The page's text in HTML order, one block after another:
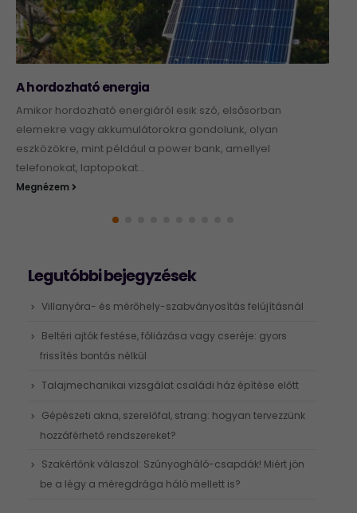
A hordozható energia
Amikor hordozható energiáról esik szó, elsősorban
elemekre vagy akkumulátorokra gondolunk, olyan
eszközökre, mint például a power bank, amellyel
telefonokat, laptopokat...
Megnézem
Legutóbbi bejegyzések
Villanyóra- és mérőhely-szabványosítás felújításnál
Beltéri ajtók festése, fóliázása vagy cseréje: gyors
frissítés bontás nélkül
Talajmechanikai vizsgálat családi ház építése előtt
Gépészeti akna, szerelőfal, strang: hogyan tervezzünk
hozzáférhető rendszereket?
Szakértőnk válaszol: Szúnyogháló-csapdák! Miért jön
be a légy a méregdrága háló mellett is?